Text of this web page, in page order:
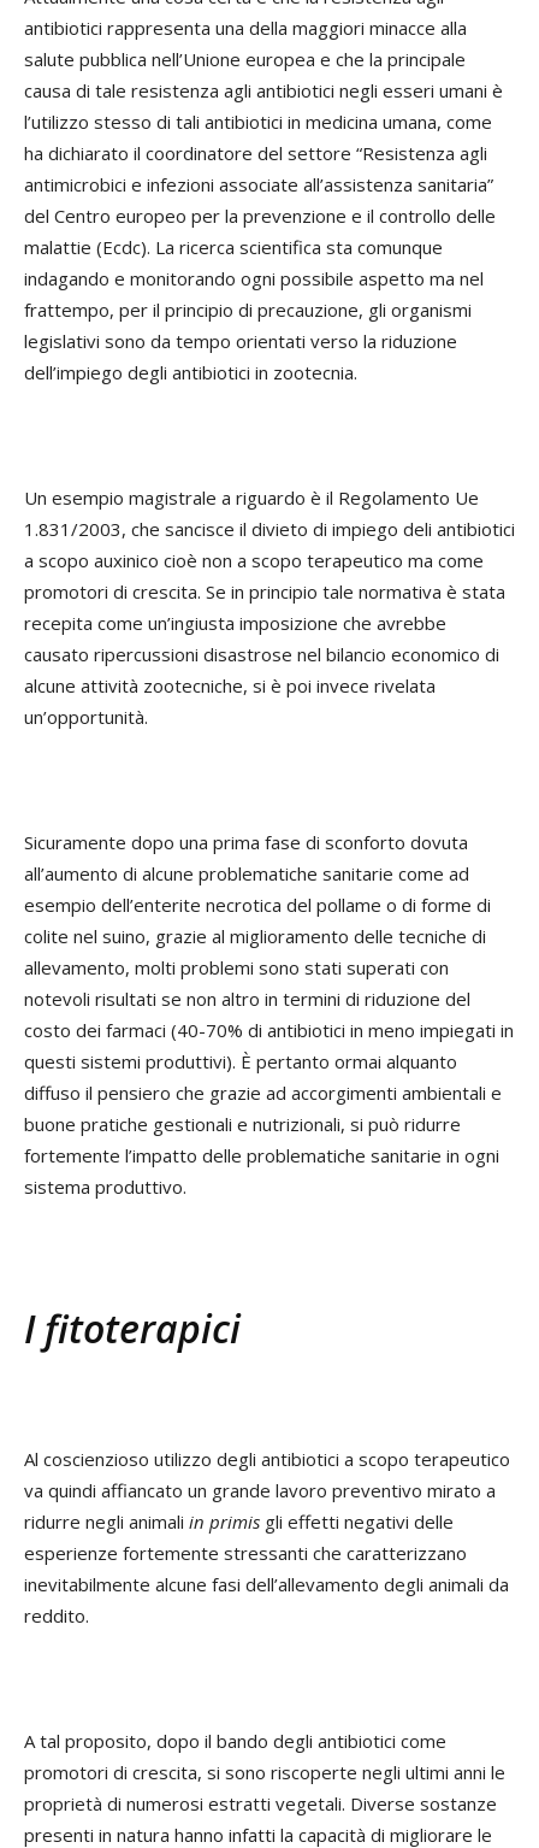
antibiotici rappresenta una della maggiori minacce alla
salute pubblica nell’Unione europea e che la principale
causa di tale resistenza agli antibiotici negli esseri umani è
l’utilizzo stesso di tali antibiotici in medicina umana, come
ha dichiarato il coordinatore del settore “Resistenza agli
antimicrobici e infezioni associate all’assistenza sanitaria”
del Centro europeo per la prevenzione e il controllo delle
malattie (Ecdc). La ricerca scientifica sta comunque
indagando e monitorando ogni possibile aspetto ma nel
frattempo, per il principio di precauzione, gli organismi
legislativi sono da tempo orientati verso la riduzione
dell’impiego degli antibiotici in zootecnia.
Un esempio magistrale a riguardo è il Regolamento Ue
1.831/2003, che sancisce il divieto di impiego deli antibiotici
a scopo auxinico cioè non a scopo terapeutico ma come
promotori di crescita. Se in principio tale normativa è stata
recepita come un’ingiusta imposizione che avrebbe
causato ripercussioni disastrose nel bilancio economico di
alcune attività zootecniche, si è poi invece rivelata
un’opportunità.
Sicuramente dopo una prima fase di sconforto dovuta
all’aumento di alcune problematiche sanitarie come ad
esempio dell’enterite necrotica del pollame o di forme di
colite nel suino, grazie al miglioramento delle tecniche di
allevamento, molti problemi sono stati superati con
notevoli risultati se non altro in termini di riduzione del
costo dei farmaci (40-70% di antibiotici in meno impiegati in
questi sistemi produttivi). È pertanto ormai alquanto
diffuso il pensiero che grazie ad accorgimenti ambientali e
buone pratiche gestionali e nutrizionali, si può ridurre
fortemente l’impatto delle problematiche sanitarie in ogni
sistema produttivo.
I fitoterapici
Al coscienzioso utilizzo degli antibiotici a scopo terapeutico
va quindi affiancato un grande lavoro preventivo mirato a
ridurre negli animali in primis gli effetti negativi delle
esperienze fortemente stressanti che caratterizzano
inevitabilmente alcune fasi dell’allevamento degli animali da
reddito.
A tal proposito, dopo il bando degli antibiotici come
promotori di crescita, si sono riscoperte negli ultimi anni le
proprietà di numerosi estratti vegetali. Diverse sostanze
presenti in natura hanno infatti la capacità di migliorare le